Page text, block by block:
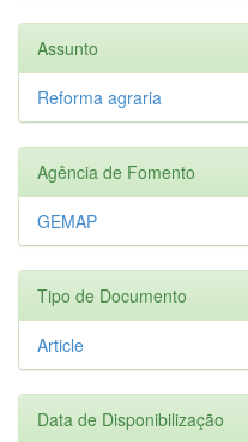
Assunto
Reforma agraria
Agência de Fomento
GEMAP
Tipo de Documento
Article
Data de Disponibilização